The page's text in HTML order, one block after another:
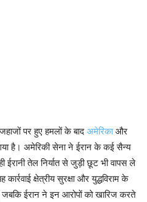
पर हुए हमलों के बाद अमेरिकाऔर
है। अमेरिकी सेना ने ईरान के कई सैन्य
ईरानी तेल निर्यात से जुड़ी छूट भी वापस ले
क्षेत्रीय सुरक्षा और युद्धविराम के
ईरान ने इन आरोपों को खारिज करते